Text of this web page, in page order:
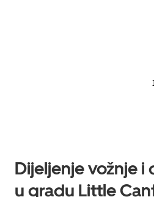
Dijeljenje vožnje i
u gradu Little